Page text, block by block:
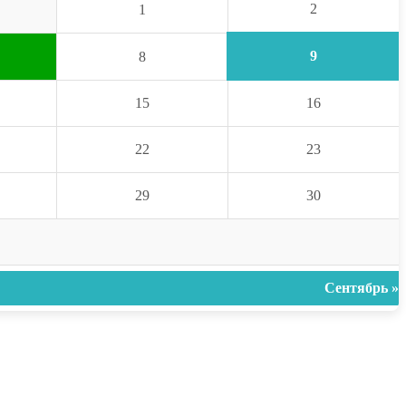
1 2
8 9
15 16
22 23
29 30
Сентябрь »